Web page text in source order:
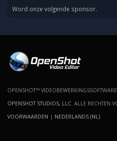
Word onze volgende sponsor.
OPENSHOT™
OPENSHOT STUDIOS, LLC . ALLE RECHTEN
VOORWAARDEN | NEDERLANDS (NL)